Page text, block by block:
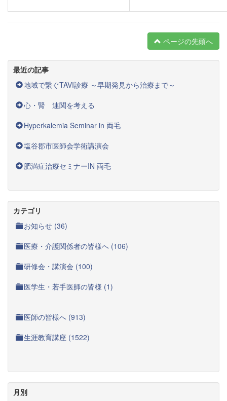
ページの先頭へ
最近の記事
地域で繋ぐTAVI診療 ～早期発見から治療まで～
心・腎 連関を考える
Hyperkalemia Seminar in 両毛
塩谷郡市医師会学術講演会
肥満症治療セミナーIN 両毛
カテゴリ
お知らせ (36)
医療・介護関係者の皆様へ (106)
研修会・講演会 (100)
医学生・若手医師の皆様 (1)
医師の皆様へ (913)
生涯教育講座 (1522)
月別